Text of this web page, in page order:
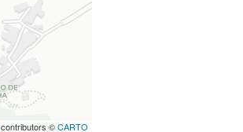
contributors ©CARTO